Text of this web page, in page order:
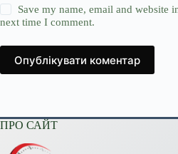
Save my name, email and website
next time I comment.
Опублікувати коментар
ПРО САЙТ